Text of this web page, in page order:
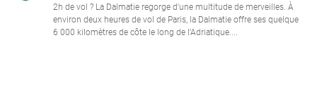
2h de vol ? La Dalmatie regorge d'une multitude de merveilles. À
environ deux heures de vol de Paris, la Dalmatie offre ses quelque
6 000 kilomètres de côte le long de l’Adriatique....